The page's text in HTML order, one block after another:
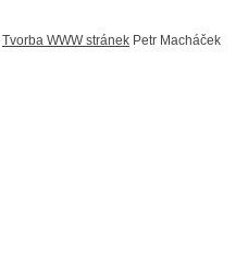
Tvorba WWW stránek Petr Macháček